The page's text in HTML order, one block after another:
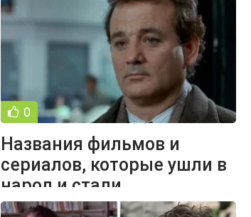
0
Названия фильмов и
сериалов, которые ушли в
народ и стали
использоваться в